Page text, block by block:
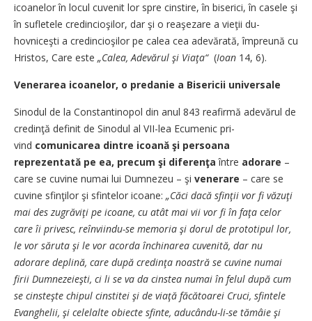
icoanelor în locul cuvenit lor spre cinstire, în biserici, în ca­sele şi
în sufletele cre­din­cio­şi­lor, dar şi o reaşezare a vieţii du­
hovniceşti a credincioşilor pe calea cea adevărată, împreună cu
Hristos, Care este „Calea, A­de­vărul şi Viaţa“ (Ioan 14, 6).
Venerarea icoanelor, o predanie a Bisericii universale
Sinodul de la Constanti­no­pol din anul 843 reafirmă a­de­vă­rul de
credinţă definit de Si­no­dul al VII-lea Ecumenic pri­
vind comunicarea dintre icoană şi persoana
reprezentată pe ea, pre­cum şi diferenţaîntre ado­ra­­re –
care se cuvine numai lui Dum­nezeu – şi venerare – care se
cuvine sfinţilor şi sfintelor icoa­ne: „Căci dacă sfinţii vor fi vă­zuţi
mai des zugrăviţi pe i­coa­ne, cu atât mai vii vor fi în fa­ţa celor
care îi privesc, reîn­vi­in­­d­u-se memoria şi dorul de pro­totipul lor,
le vor săruta şi le vor acorda închinarea cuve­ni­tă, dar nu
adorare deplină, ca­re după credinţa noastră se cu­vi­­ne numai
firii Dumnezeieşti, ci li se va da cinstea numai în fe­lul după cum
se cinsteşte chi­pul cinstitei şi de viaţă fă­că­toa­rei Cruci, sfintele
Evanghelii, şi ce­lelalte obiecte sfinte, a­du­cân­du-li-se tămâie şi